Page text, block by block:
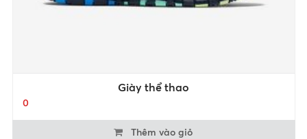
Giày thể thao
0
Thêm vào giỏ